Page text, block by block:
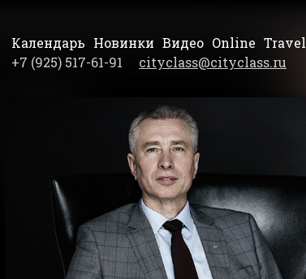
Календарь Новинки Видео Online Travel
+7 (925) 517-61-91
cityclass@cityclass.ru